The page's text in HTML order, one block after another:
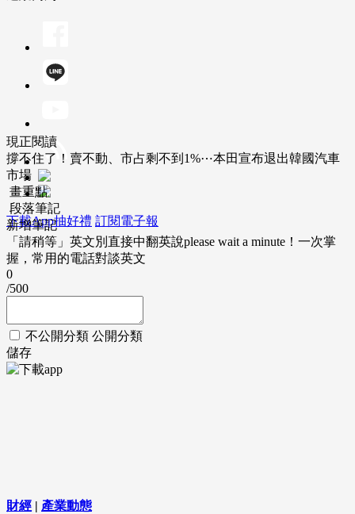
下載App抽好禮 訂閱電子報
現正閱讀
撐不住了！賣不動、市占剩不到1%⋯本田宣布退出韓國汽車
市場
畫重點
段落筆記
新增筆記
「請稍等」英文別直接中翻英說please wait a minute！一次掌
握，常用的電話對談英文
0
/500
不公開分類 公開分類
儲存
財經 | 產業動態